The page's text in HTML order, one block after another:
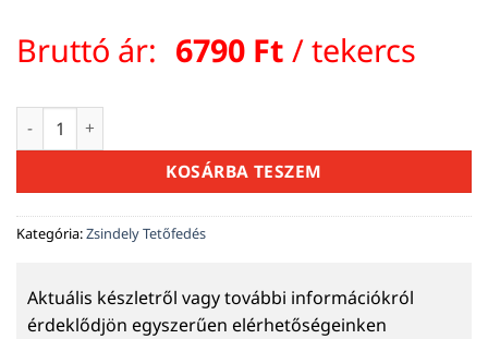
Bruttó ár: 6790 Ft / tekercs
Roll-O-mat taréjelem 280 mm x 5 m fekete 5 db / doboz
KOSÁRBA TESZEM
Kategória:Zsindely Tetőfedés
Aktuális készletről vagy további információkról
érdeklődjön egyszerűen elérhetőségeinken